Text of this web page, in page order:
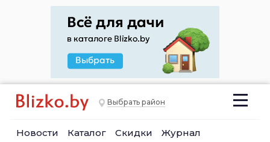
Выбрать район
Новости Каталог Скидки Журнал